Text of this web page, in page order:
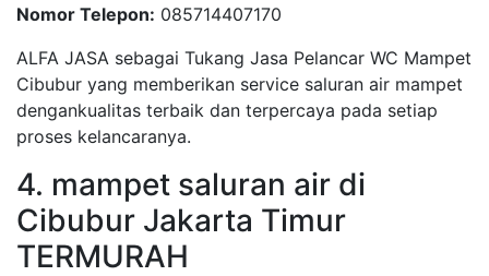
Nomor Telepon: 085714407170
ALFA JASA sebagai Tukang Jasa Pelancar WC Mampet
Cibubur yang memberikan service saluran air mampet
dengankualitas terbaik dan terpercaya pada setiap
proses kelancaranya.
4. mampet saluran air di
Cibubur Jakarta Timur
TERMURAH